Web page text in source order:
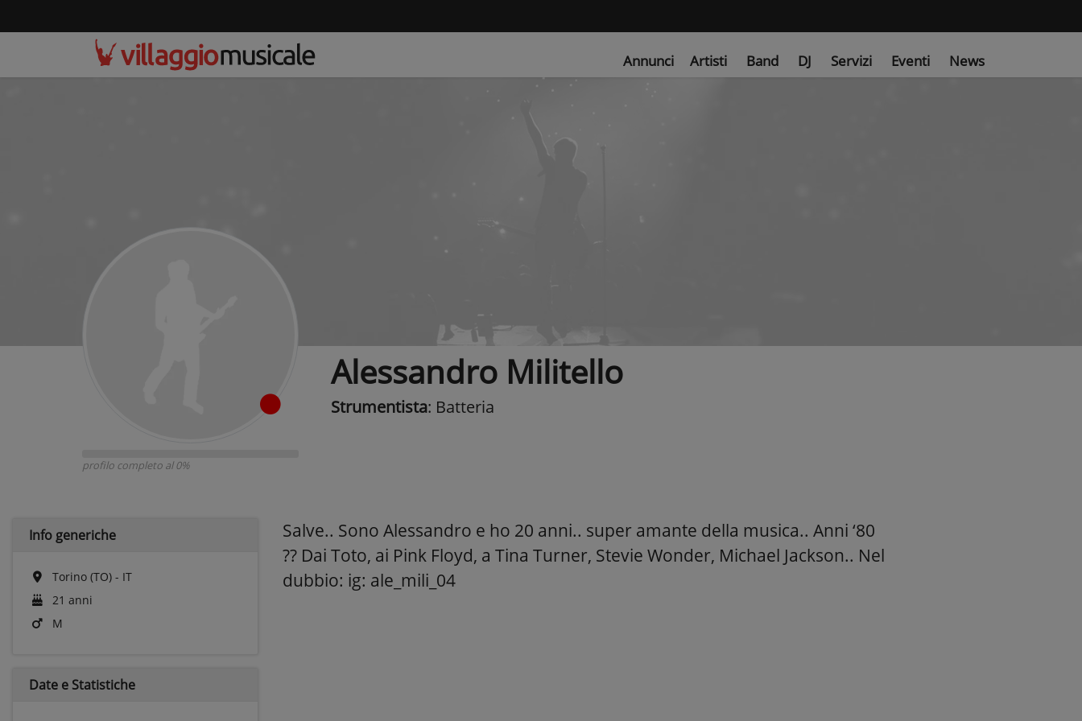
Annunci Artisti Band DJ Servizi Eventi News
profilo completo al 0%
Alessandro Militello
Strumentista: Batteria
Info generiche
Torino (TO) - IT
21 anni
M
Date e Statistiche
Salve.. Sono Alessandro e ho 20 anni.. super amante della musica.. Anni ‘80
?? Dai Toto, ai Pink Floyd, a Tina Turner, Stevie Wonder, Michael Jackson.. Nel
dubbio: ig: ale_mili_04